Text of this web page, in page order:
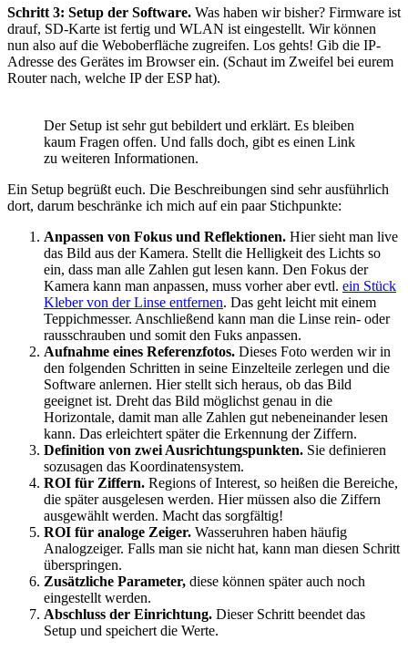
Schritt 3: Setup der Software. Was haben wir bisher? Firmware ist
drauf, SD-Karte ist fertig und WLAN ist eingestellt. Wir können
nun also auf die Weboberfläche zugreifen. Los gehts! Gib die IP-
Adresse des Gerätes im Browser ein. (Schaut im Zweifel bei eurem
Router nach, welche IP der ESP hat).
Der Setup ist sehr gut bebildert und erklärt. Es bleiben
kaum Fragen offen. Und falls doch, gibt es einen Link
zu weiteren Informationen.
Ein Setup begrüßt euch. Die Beschreibungen sind sehr ausführlich
dort, darum beschränke ich mich auf ein paar Stichpunkte:
Anpassen von Fokus und Reflektionen. Hier sieht man live
das Bild aus der Kamera. Stellt die Helligkeit des Lichts so
ein, dass man alle Zahlen gut lesen kann. Den Fokus der
Kamera kann man anpassen, muss vorher aber evtl. ein Stück
Kleber von der Linse entfernen. Das geht leicht mit einem
Teppichmesser. Anschließend kann man die Linse rein- oder
rausschrauben und somit den Fuks anpassen.
Aufnahme eines Referenzfotos. Dieses Foto werden wir in
den folgenden Schritten in seine Einzelteile zerlegen und die
Software anlernen. Hier stellt sich heraus, ob das Bild
geeignet ist. Dreht das Bild möglichst genau in die
Horizontale, damit man alle Zahlen gut nebeneinander lesen
kann. Das erleichtert später die Erkennung der Ziffern.
Definition von zwei Ausrichtungspunkten. Sie definieren
sozusagen das Koordinatensystem.
ROI für Ziffern. Regions of Interest, so heißen die Bereiche,
die später ausgelesen werden. Hier müssen also die Ziffern
ausgewählt werden. Macht das sorgfältig!
ROI für analoge Zeiger. Wasseruhren haben häufig
Analogzeiger. Falls man sie nicht hat, kann man diesen Schritt
überspringen.
Zusätzliche Parameter, diese können später auch noch
eingestellt werden.
Abschluss der Einrichtung. Dieser Schritt beendet das
Setup und speichert die Werte.